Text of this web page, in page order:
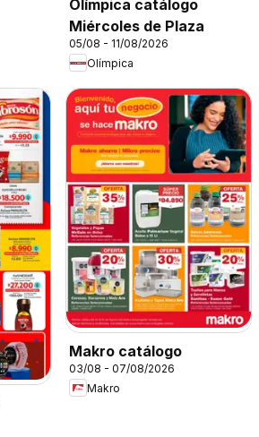
Olímpica catálogo
Miércoles de Plaza
05/08 - 11/08/2026
Olímpica
Makro catálogo
03/08 - 07/08/2026
Makro